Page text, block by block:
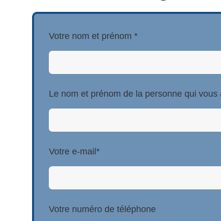
Votre nom et prénom *
Le nom et prénom de la personne qui vous
Votre e-mail*
Votre numéro de téléphone